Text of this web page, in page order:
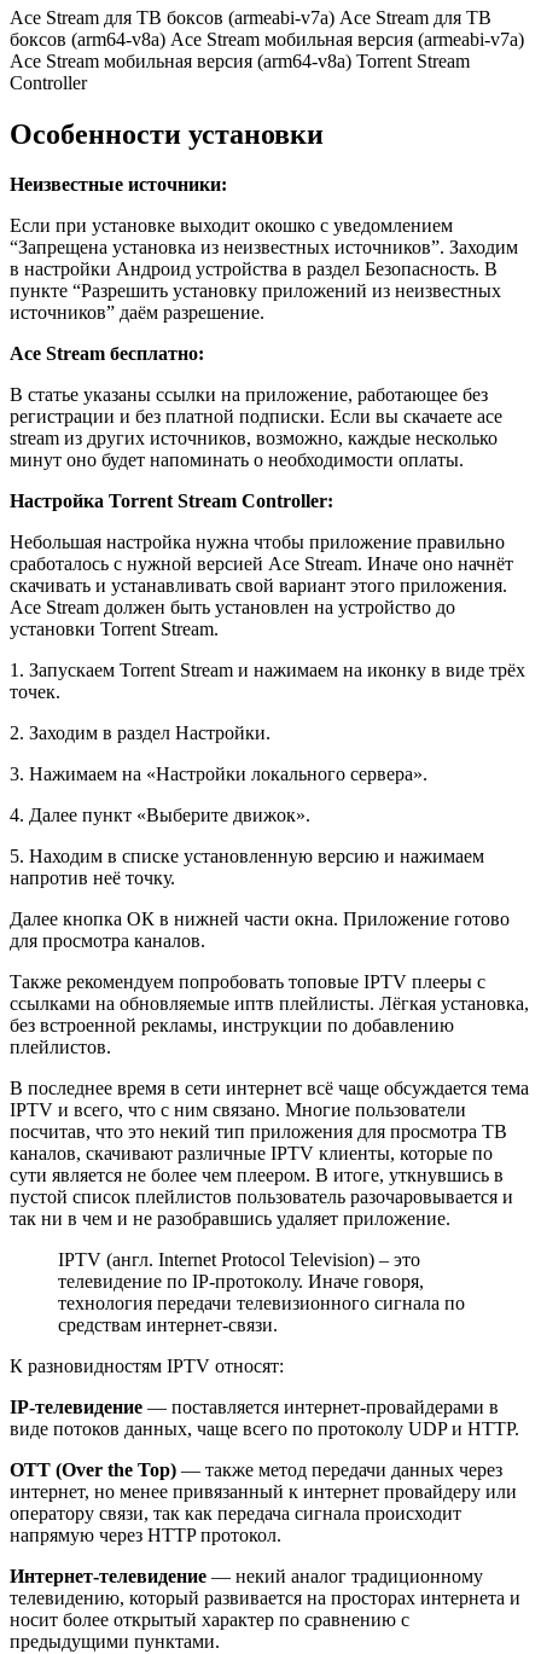
Ace Stream для ТВ боксов (armeabi-v7a) Ace Stream для ТВ
боксов (arm64-v8a) Ace Stream мобильная версия (armeabi-v7a)
Ace Stream мобильная версия (arm64-v8a) Torrent Stream
Controller
Особенности установки
Неизвестные источники:
Если при установке выходит окошко с уведомлением
“Запрещена установка из неизвестных источников”. Заходим
в настройки Андроид устройства в раздел Безопасность. В
пункте “Разрешить установку приложений из неизвестных
источников” даём разрешение.
Ace Stream бесплатно:
В статье указаны ссылки на приложение, работающее без
регистрации и без платной подписки. Если вы скачаете ace
stream из других источников, возможно, каждые несколько
минут оно будет напоминать о необходимости оплаты.
Настройка Torrent Stream Controller:
Небольшая настройка нужна чтобы приложение правильно
сработалось с нужной версией Ace Stream. Иначе оно начнёт
скачивать и устанавливать свой вариант этого приложения.
Ace Stream должен быть установлен на устройство до
установки Torrent Stream.
1. Запускаем Torrent Stream и нажимаем на иконку в виде трёх
точек.
2. Заходим в раздел Настройки.
3. Нажимаем на «Настройки локального сервера».
4. Далее пункт «Выберите движок».
5. Находим в списке установленную версию и нажимаем
напротив неё точку.
Далее кнопка ОК в нижней части окна. Приложение готово
для просмотра каналов.
Также рекомендуем попробовать топовые IPTV плееры с
ссылками на обновляемые иптв плейлисты. Лёгкая установка,
без встроенной рекламы, инструкции по добавлению
плейлистов.
В последнее время в сети интернет всё чаще обсуждается тема
IPTV и всего, что с ним связано. Многие пользователи
посчитав, что это некий тип приложения для просмотра ТВ
каналов, скачивают различные IPTV клиенты, которые по
сути является не более чем плеером. В итоге, уткнувшись в
пустой список плейлистов пользователь разочаровывается и
так ни в чем и не разобравшись удаляет приложение.
IPTV (англ. Internet Protocol Television) – это
телевидение по IP-протоколу. Иначе говоря,
технология передачи телевизионного сигнала по
средствам интернет-связи.
К разновидностям IPTV относят:
IP-телевидение — поставляется интернет-провайдерами в
виде потоков данных, чаще всего по протоколу UDP и HTTP.
OTT (Over the Top) — также метод передачи данных через
интернет, но менее привязанный к интернет провайдеру или
оператору связи, так как передача сигнала происходит
напрямую через HTTP протокол.
Интернет-телевидение — некий аналог традиционному
телевидению, который развивается на просторах интернета и
носит более открытый характер по сравнению с
предыдущими пунктами.